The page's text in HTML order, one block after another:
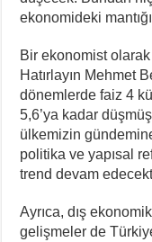
ekonomideki
Bir ekonomist
Hatırlayın Mehmet
dönemlerde faiz 4
5,6’ya kadar
ülkemizin
politika ve yapısal
trend devam
Ayrıca, dış
gelişmeler de